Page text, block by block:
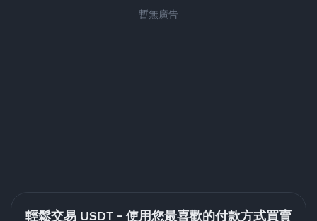
暫無廣告
輕鬆交易 USDT - 使用您最喜歡的付款方式買賣